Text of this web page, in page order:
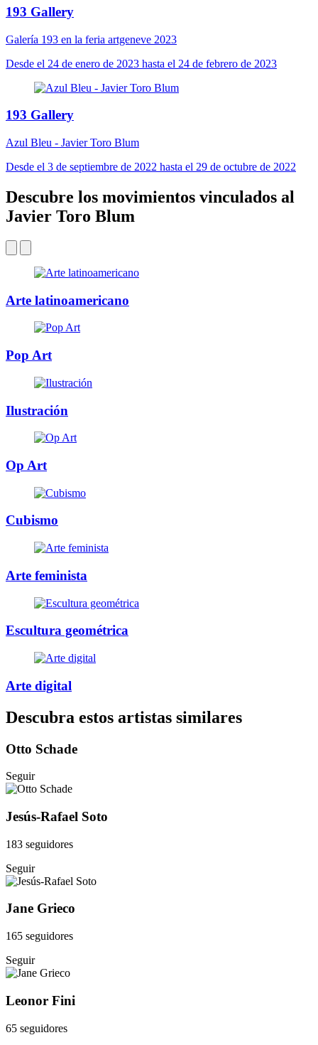
193 Gallery
Galería 193 en la feria artgeneve 2023
Desde el 24 de enero de 2023 hasta el 24 de febrero de 2023
193 Gallery
Azul Bleu - Javier Toro Blum
Desde el 3 de septiembre de 2022 hasta el 29 de octubre de 2022
Descubre los movimientos vinculados al
Javier Toro Blum
Arte latinoamericano
Pop Art
Ilustración
Op Art
Cubismo
Arte feminista
Escultura geométrica
Arte digital
Descubra estos artistas similares
Otto Schade
Seguir
Jesús-Rafael Soto
183 seguidores
Seguir
Jane Grieco
165 seguidores
Seguir
Leonor Fini
65 seguidores